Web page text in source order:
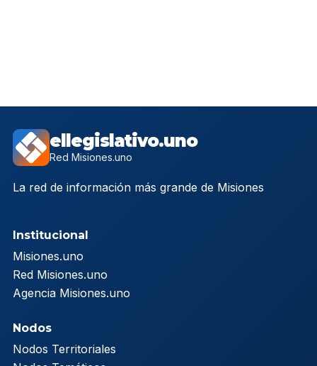
ellegislativo.uno
Red Misiones.uno
La red de información más grande de Misiones
Institucional
Misiones.uno
Red Misiones.uno
Agencia Misiones.uno
Nodos
Nodos Territoriales